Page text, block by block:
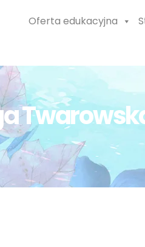
Oferta edukacyjna